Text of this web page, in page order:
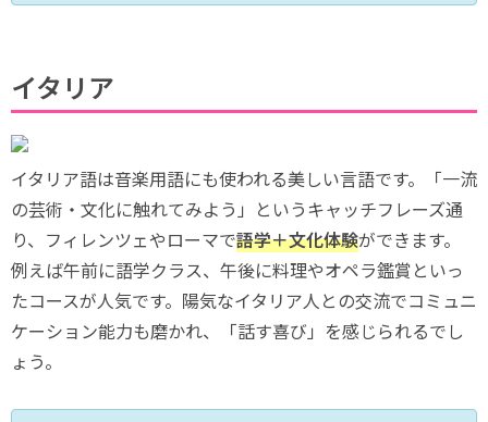
イタリア
イタリア語は音楽用語にも使われる美しい言語です。「一流
の芸術・文化に触れてみよう」というキャッチフレーズ通
り、フィレンツェやローマで語学＋文化体験ができます。
例えば午前に語学クラス、午後に料理やオペラ鑑賞といっ
たコースが人気です。陽気なイタリア人との交流でコミュニ
ケーション能力も磨かれ、「話す喜び」を感じられるでし
ょう。